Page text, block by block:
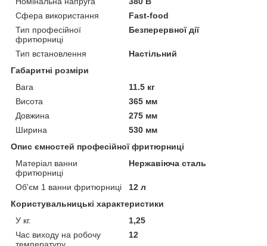
Сфера використання
Fast-food
Тип професійної
фритюрниці
Безперервної дії
Тип встановлення
Настільний
Габаритні розміри
Вага
11.5 кг
Висота
365 мм
Довжина
275 мм
Ширина
530 мм
Опис ємностей професійної фритюрниці
Матеріал ванни
фритюрниці
Нержавіюча сталь
Об'єм 1 ванни фритюрниці
12 л
Користувальницькі характеристики
У кг.
1,25
Час виходу на робочу
температуру
12